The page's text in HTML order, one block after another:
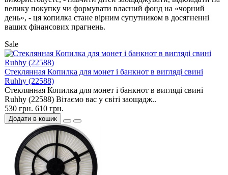
велику покупку чи формувати власний фонд на «чорний
день», - ця копилка стане вірним супутником в досягненні
ваших фінансових прагнень.
Sale
Cтеклянная Копилка для монет і банкнот в вигляді свині
Ruhhy (22588)
Cтеклянная Копилка для монет і банкнот в вигляді свині
Ruhhy (22588) Вітаємо вас у світі заощадж..
530 грн. 610 грн.
Додати в кошик